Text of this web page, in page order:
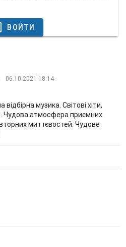
ВОЙТИ
06.10.2021 18:14
музика. Світові хіти,
Чудова атмосфера приємних
миттєвостей. Чудове